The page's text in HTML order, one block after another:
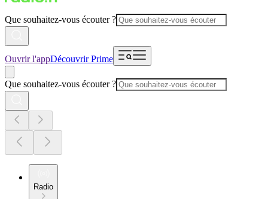
Que souhaitez-vous écouter ?
Ouvrir l'appDécouvrir Prime
Que souhaitez-vous écouter ?
Radio